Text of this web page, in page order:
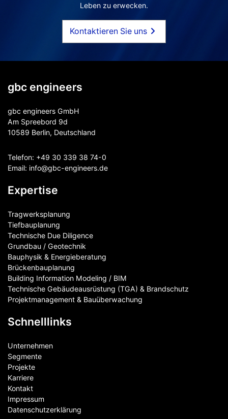
Leben zu erwecken.
Kontaktieren Sie uns
gbc engineers
gbc engineers GmbH
Am Spreebord 9d
10589 Berlin, Deutschland
Telefon: +49 30 339 38 74-0
Email: info@gbc-engineers.de
Expertise
Tragwerksplanung
Tiefbauplanung
Technische Due Diligence
Grundbau / Geotechnik
Bauphysik & Energieberatung
Brückenbauplanung
Building Information Modeling / BIM
Technische Gebäudeausrüstung (TGA) & Brandschutz
Projektmanagement & Bauüberwachung
Schnelllinks
Unternehmen
Segmente
Projekte
Karriere
Kontakt
Impressum
Datenschutzerklärung